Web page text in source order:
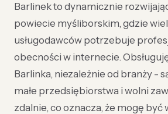
Barlinek to dynamicznie
powiecie myśliborskim, gdzie
usługodawców potrzebuje
obecności w internecie.
Barlinka, niezależnie od branży -
małe przedsiębiorstwa i wolni
zdalnie, co oznacza, że mogę być